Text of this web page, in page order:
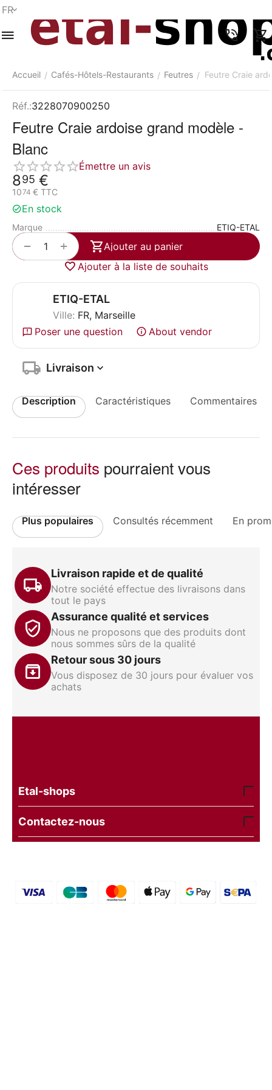
FR
Accueil / Cafés-Hôtels-Restaurants / Feutres / Feutre Craie
Réf.:3228070900250
Feutre Craie ardoise grand modèle -
Blanc
Émettre un avis
895 €
1074 € TTC
En stock
Marque ETIQ-ETAL
+
−
Ajouter au panier
Ajouter à la liste de souhaits
ETIQ-ETAL
Ville: FR, Marseille
Poser une question
About vendor
Livraison
Description Caractéristiques Commentaires
Ces produits pourraient vous
intéresser
Plus populaires Consultés récemment En
Livraison rapide et de qualité
Notre société effectue des livraisons dans
tout le pays
Assurance qualité et services
Nous ne proposons que des produits dont
nous sommes sûrs de la qualité
Retour sous 30 jours
Vous disposez de 30 jours pour évaluer vos
achats
Etal-shops
Contactez-nous
Menu Recherche
rapide
Panier Liste de
souhaits
Comparer Compte